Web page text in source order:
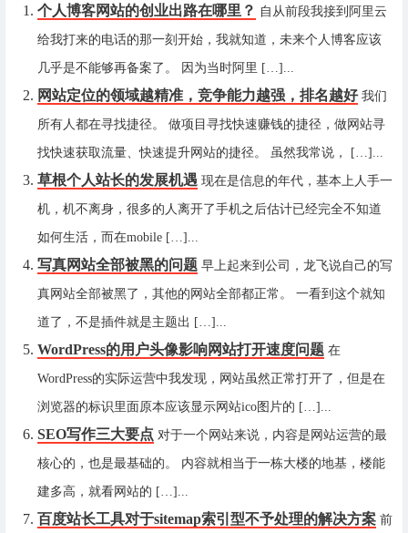
个人博客网站的创业出路在哪里？ 自从前段我接到阿里云
给我打来的电话的那一刻开始，我就知道，未来个人博客应该
几乎是不能够再备案了。 因为当时阿里 […]...
网站定位的领域越精准，竞争能力越强，排名越好 我们
所有人都在寻找捷径。 做项目寻找快速赚钱的捷径，做网站寻
找快速获取流量、快速提升网站的捷径。 虽然我常说， […]...
草根个人站长的发展机遇 现在是信息的年代，基本上人手一
机，机不离身，很多的人离开了手机之后估计已经完全不知道
如何生活，而在mobile […]...
写真网站全部被黑的问题 早上起来到公司，龙飞说自己的写
真网站全部被黑了，其他的网站全部都正常。 一看到这个就知
道了，不是插件就是主题出 […]...
WordPress的用户头像影响网站打开速度问题 在
WordPress的实际运营中我发现，网站虽然正常打开了，但是在
浏览器的标识里面原本应该显示网站ico图片的 […]...
SEO写作三大要点 对于一个网站来说，内容是网站运营的最
核心的，也是最基础的。 内容就相当于一栋大楼的地基，楼能
建多高，就看网站的 […]...
百度站长工具对于sitemap索引型不予处理的解决方案 前